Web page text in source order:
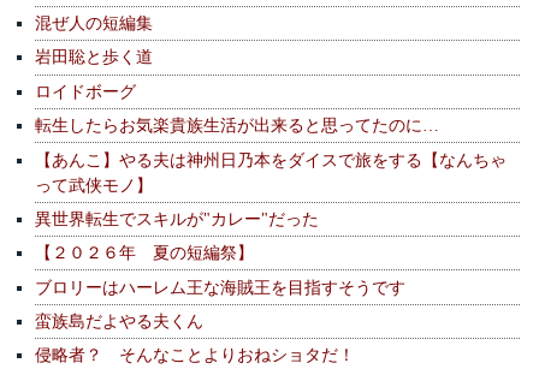
混ぜ人の短編集
岩田聡と歩く道
ロイドボーグ
転生したらお気楽貴族生活が出来ると思ってたのに…
【あんこ】やる夫は神州日乃本をダイスで旅をする【なんちゃ
って武侠モノ】
異世界転生でスキルが"カレー"だった
【２０２６年 夏の短編祭】
ブロリーはハーレム王な海賊王を目指すそうです
蛮族島だよやる夫くん
侵略者？ そんなことよりおねショタだ！